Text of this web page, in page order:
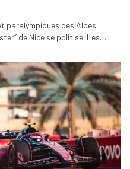
paralympiques des Alpes
de Nice se politise. Les…